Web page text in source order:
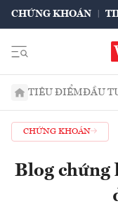
CHỨNG KHOÁN
TIÊU ĐIỂMĐẦU
CHỨNG KHOÁN
Blog chứng